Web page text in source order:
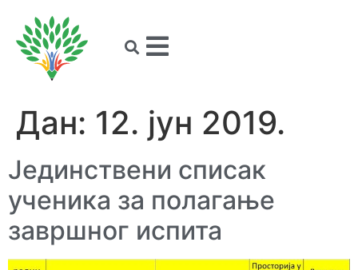
Дан: 12. јун 2019.
Јединствени списак
ученика за полагање
завршног испита